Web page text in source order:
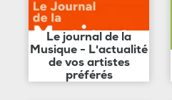
Le journal de la
Musique - L'actualité
de vos artistes
préférés